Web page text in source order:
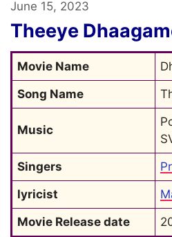
June 15, 2023
Theeye
Movie Name
Song Name
Music
Singers
lyricist
Movie Release date